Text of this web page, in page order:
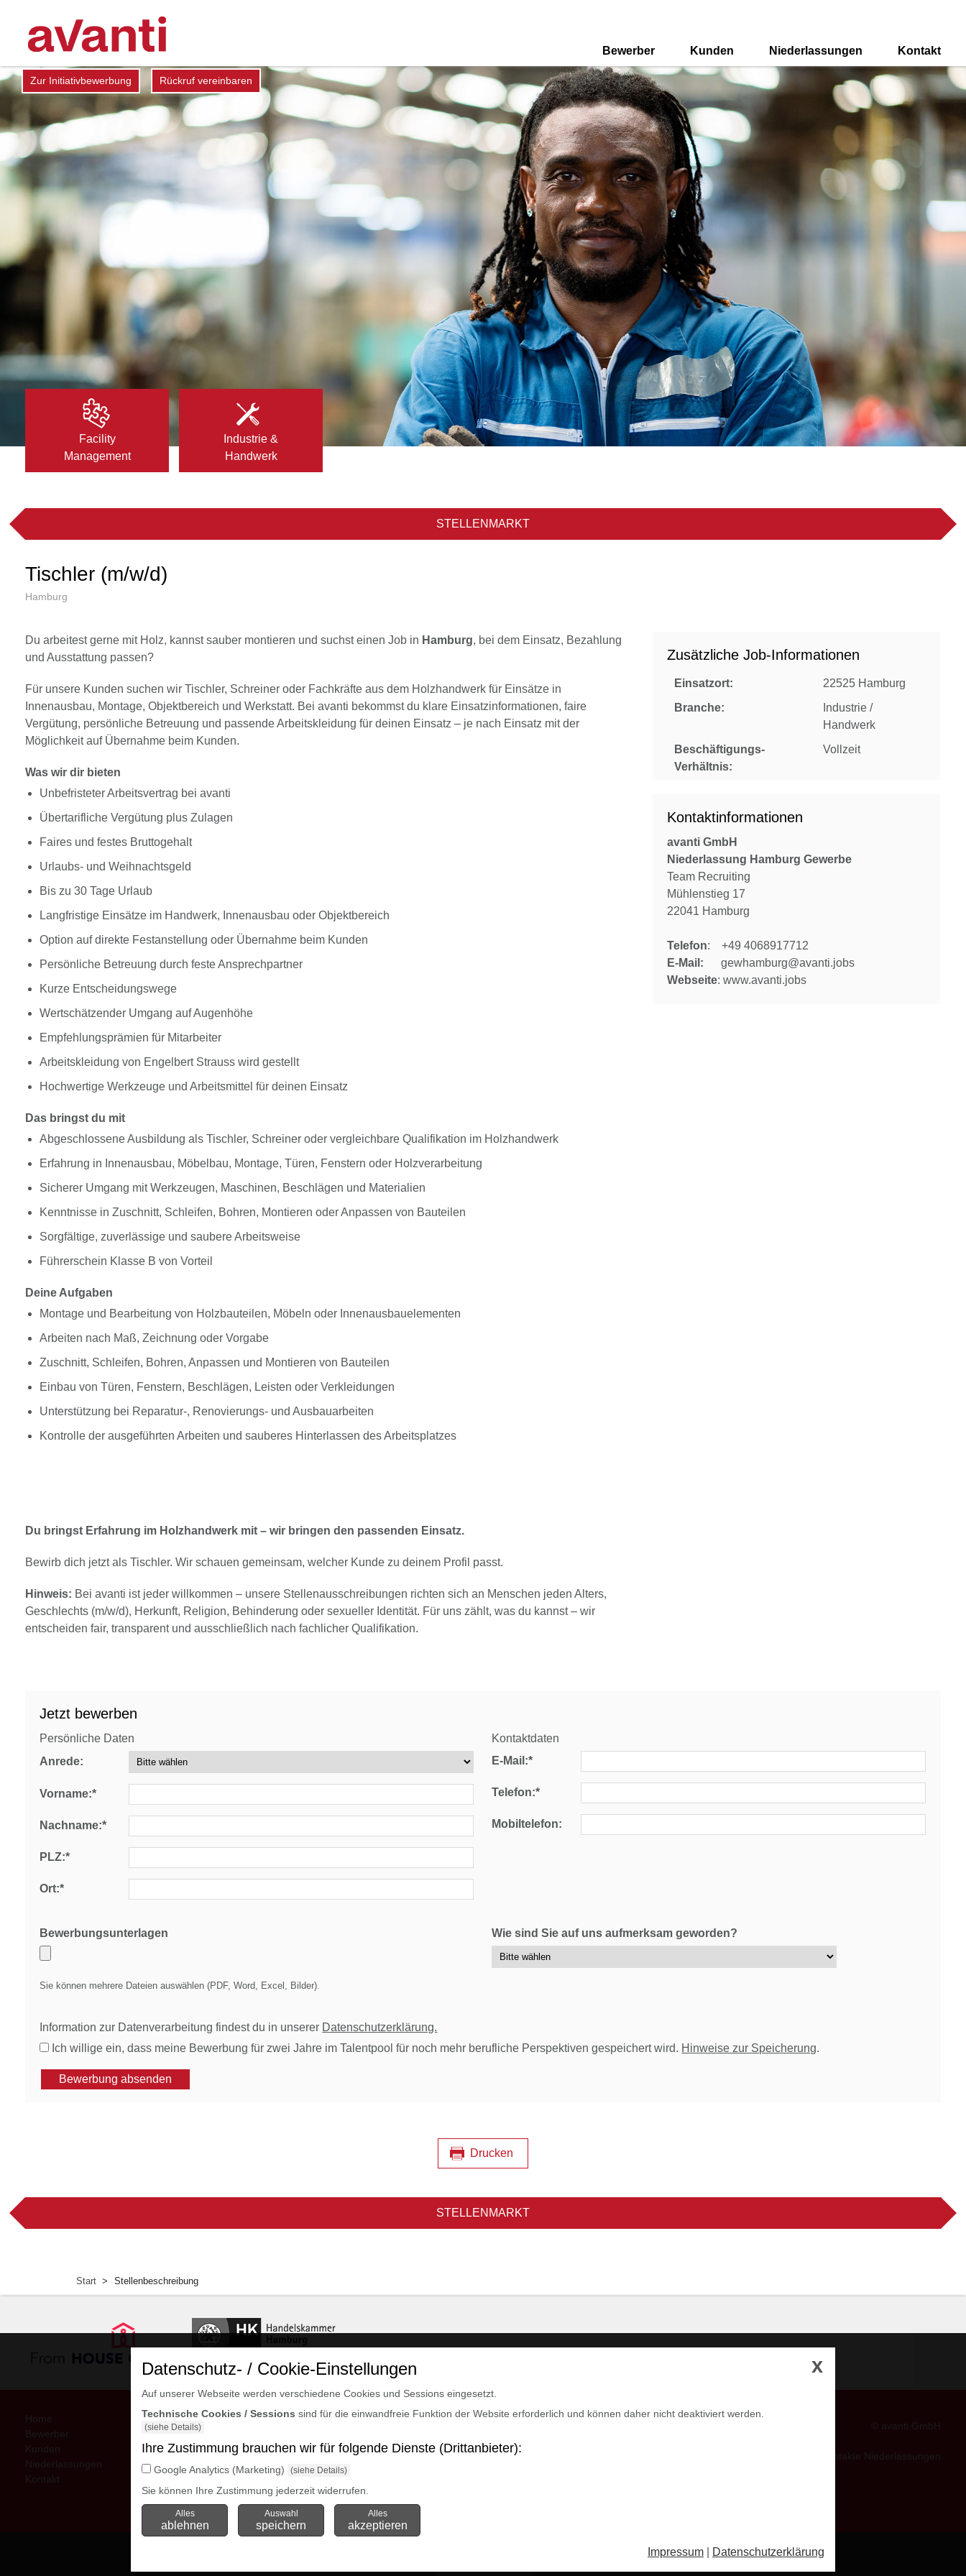
Zur Initiativbewerbung Rückruf vereinbaren
Bewerber Kunden Niederlassungen Kontakt
Facility
Management
Industrie &
Handwerk
STELLENMARKT
Tischler (m/w/d)
Hamburg
Du arbeitest gerne mit Holz, kannst sauber montieren und suchst einen Job in Hamburg, bei dem Einsatz, Bezahlung
und Ausstattung passen?
Für unsere Kunden suchen wir Tischler, Schreiner oder Fachkräfte aus dem Holzhandwerk für Einsätze in
Innenausbau, Montage, Objektbereich und Werkstatt. Bei avanti bekommst du klare Einsatzinformationen, faire
Vergütung, persönliche Betreuung und passende Arbeitskleidung für deinen Einsatz – je nach Einsatz mit der
Möglichkeit auf Übernahme beim Kunden.
Was wir dir bieten
Unbefristeter Arbeitsvertrag bei avanti
Übertarifliche Vergütung plus Zulagen
Faires und festes Bruttogehalt
Urlaubs- und Weihnachtsgeld
Bis zu 30 Tage Urlaub
Langfristige Einsätze im Handwerk, Innenausbau oder Objektbereich
Option auf direkte Festanstellung oder Übernahme beim Kunden
Persönliche Betreuung durch feste Ansprechpartner
Kurze Entscheidungswege
Wertschätzender Umgang auf Augenhöhe
Empfehlungsprämien für Mitarbeiter
Arbeitskleidung von Engelbert Strauss wird gestellt
Hochwertige Werkzeuge und Arbeitsmittel für deinen Einsatz
Das bringst du mit
Abgeschlossene Ausbildung als Tischler, Schreiner oder vergleichbare Qualifikation im Holzhandwerk
Erfahrung in Innenausbau, Möbelbau, Montage, Türen, Fenstern oder Holzverarbeitung
Sicherer Umgang mit Werkzeugen, Maschinen, Beschlägen und Materialien
Kenntnisse in Zuschnitt, Schleifen, Bohren, Montieren oder Anpassen von Bauteilen
Sorgfältige, zuverlässige und saubere Arbeitsweise
Führerschein Klasse B von Vorteil
Deine Aufgaben
Montage und Bearbeitung von Holzbauteilen, Möbeln oder Innenausbauelementen
Arbeiten nach Maß, Zeichnung oder Vorgabe
Zuschnitt, Schleifen, Bohren, Anpassen und Montieren von Bauteilen
Einbau von Türen, Fenstern, Beschlägen, Leisten oder Verkleidungen
Unterstützung bei Reparatur-, Renovierungs- und Ausbauarbeiten
Kontrolle der ausgeführten Arbeiten und sauberes Hinterlassen des Arbeitsplatzes
Du bringst Erfahrung im Holzhandwerk mit – wir bringen den passenden Einsatz.
Bewirb dich jetzt als Tischler. Wir schauen gemeinsam, welcher Kunde zu deinem Profil passt.
Hinweis: Bei avanti ist jeder willkommen – unsere Stellenausschreibungen richten sich an Menschen jeden Alters,
Geschlechts (m/w/d), Herkunft, Religion, Behinderung oder sexueller Identität. Für uns zählt, was du kannst – wir
entscheiden fair, transparent und ausschließlich nach fachlicher Qualifikation.
Zusätzliche Job-Informationen
Einsatzort:
22525 Hamburg
Branche:
Industrie /
Handwerk
Beschäftigungs-
Verhältnis:
Vollzeit
Kontaktinformationen
avanti GmbH
Niederlassung Hamburg Gewerbe
Team Recruiting
Mühlenstieg 17
22041 Hamburg
Telefon: +49 4068917712
E-Mail: gewhamburg@avanti.jobs
Webseite: www.avanti.jobs
Jetzt bewerben
Persönliche Daten
Anrede:
Vorname:*
Nachname:*
PLZ:*
Ort:*
Kontaktdaten
E-Mail:*
Telefon:*
Mobiltelefon:
Bewerbungsunterlagen
Sie können mehrere Dateien auswählen (PDF, Word, Excel, Bilder).
Wie sind Sie auf uns aufmerksam geworden?
Information zur Datenverarbeitung findest du in unserer Datenschutzerklärung.
Ich willige ein, dass meine Bewerbung für zwei Jahre im Talentpool für noch mehr berufliche Perspektiven gespeichert wird. Hinweise zur Speicherung.
Bewerbung absenden
Drucken
STELLENMARKT
Start Stellenbeschreibung
Interne Downloads
Impressum
Datenschutzerklärung
AGB
x
Datenschutz- / Cookie-Einstellungen
Auf unserer Webseite werden verschiedene Cookies und Sessions eingesetzt.
Technische Cookies / Sessions sind für die einwandfreie Funktion der Website erforderlich und können daher nicht deaktiviert werden.
(siehe Details)
Ihre Zustimmung brauchen wir für folgende Dienste (Drittanbieter):
Google Analytics (Marketing) (siehe Details)
Sie können Ihre Zustimmung jederzeit widerrufen.
Alles
ablehnen
Auswahl
speichern
Alles
akzeptieren
Impressum Datenschutzerklärung